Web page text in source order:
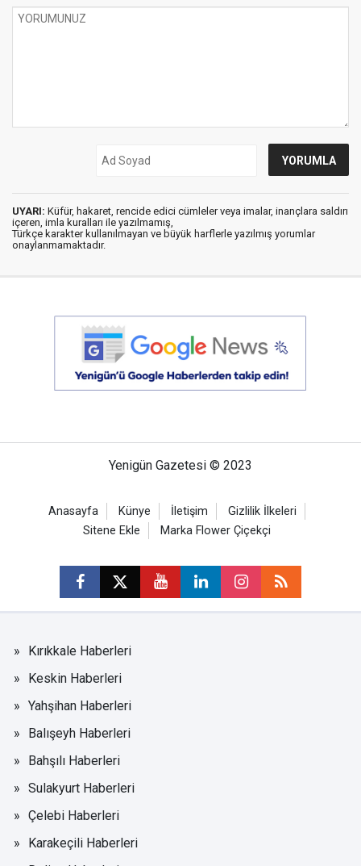
UYARI: Küfür, hakaret, rencide edici cümleler veya imalar, inançlara saldırı
içeren, imla kuralları ile yazılmamış,
Türkçe karakter kullanılmayan ve büyük harflerle yazılmış yorumlar
onaylanmamaktadır.
Yenigün Gazetesi © 2023
Anasayfa Künye İletişim
Gizlilik İlkeleri
Sitene Ekle
Marka Flower Çiçekçi
Kırıkkale Haberleri
Keskin Haberleri
Yahşihan Haberleri
Balışeyh Haberleri
Bahşılı Haberleri
Sulakyurt Haberleri
Çelebi Haberleri
Karakeçili Haberleri